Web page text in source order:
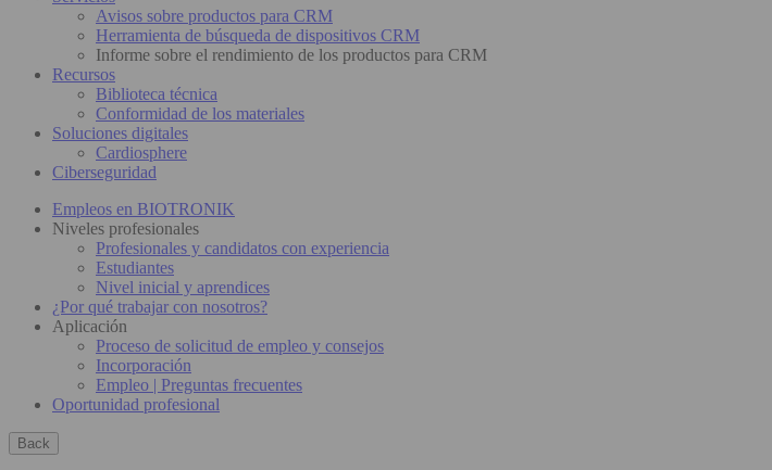
Avisos sobre productos para CRM
Herramienta de búsqueda de dispositivos CRM
Informe sobre el rendimiento de los productos para CRM
Recursos
Biblioteca técnica
Conformidad de los materiales
Soluciones digitales
Cardiosphere
Ciberseguridad
Empleos en BIOTRONIK
Niveles profesionales
Profesionales y candidatos con experiencia
Estudiantes
Nivel inicial y aprendices
¿Por qué trabajar con nosotros?
Aplicación
Proceso de solicitud de empleo y consejos
Incorporación
Empleo | Preguntas frecuentes
Oportunidad profesional
Back